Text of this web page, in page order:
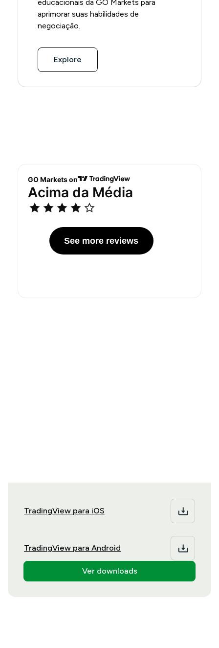
educacionais da GO Markets para
aprimorar suas habilidades de
negociação.
Explore
TradingView para iOS
TradingView para Android
Ver downloads